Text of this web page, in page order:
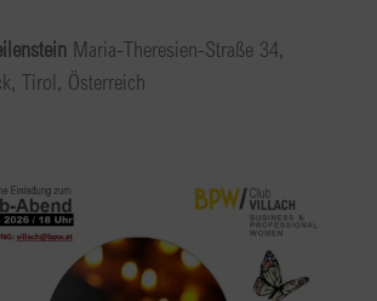
Maria-Theresien-Straße 34,
Tirol, Österreich